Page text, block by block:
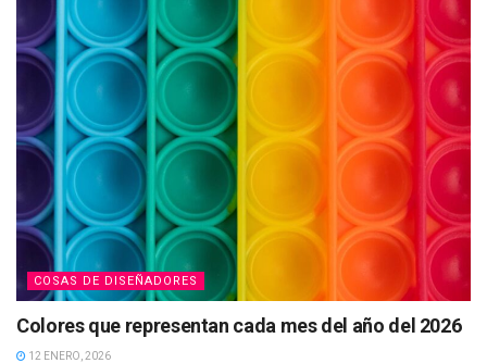
COSAS DE DISEÑADORES
Colores que representan cada mes del año del 2026
12 ENERO, 2026